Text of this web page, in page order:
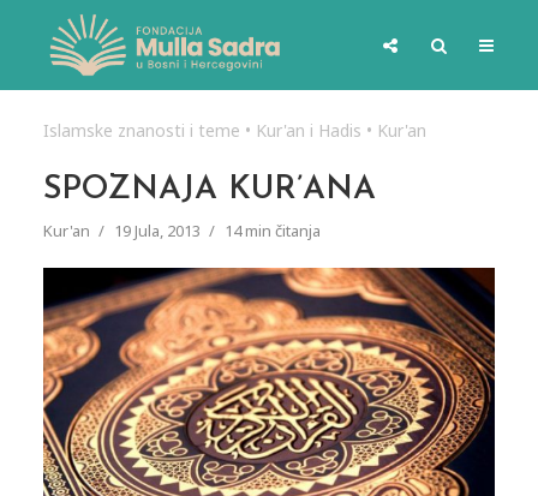
Islamske znanosti i teme • Kur'an i Hadis • Kur'an
SPOZNAJA KUR’ANA
Kur'an 19 Jula, 2013 14 min čitanja